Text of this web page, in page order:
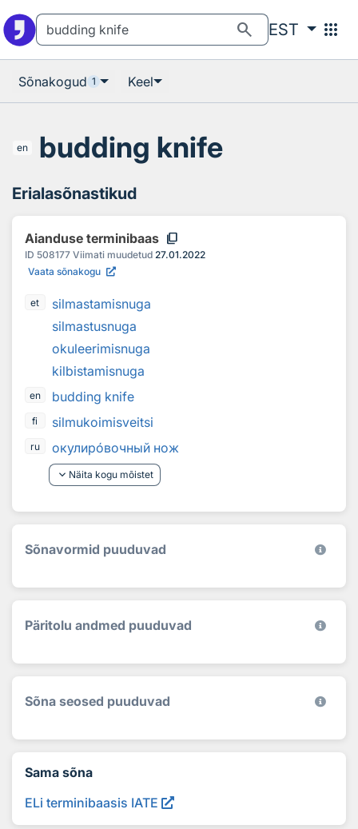
search EST apps
Sõnakogud 1 Keel
en budding knife
Erialasõnastikud
Aianduse terminibaas content_copy
ID 508177 Viimati muudetud 27.01.2022
Vaata sõnakogu
et
silmastamisnuga
silmastusnuga
okuleerimisnuga
kilbistamisnuga
en budding knife
fi silmukoimisveitsi
ru окулировочный нож
keyboard_arrow_down Näita kogu mõistet
Sõnavormid puuduvad
Päritolu andmed puuduvad
Sõna seosed puuduvad
Sama sõna
ELi terminibaasis IATE